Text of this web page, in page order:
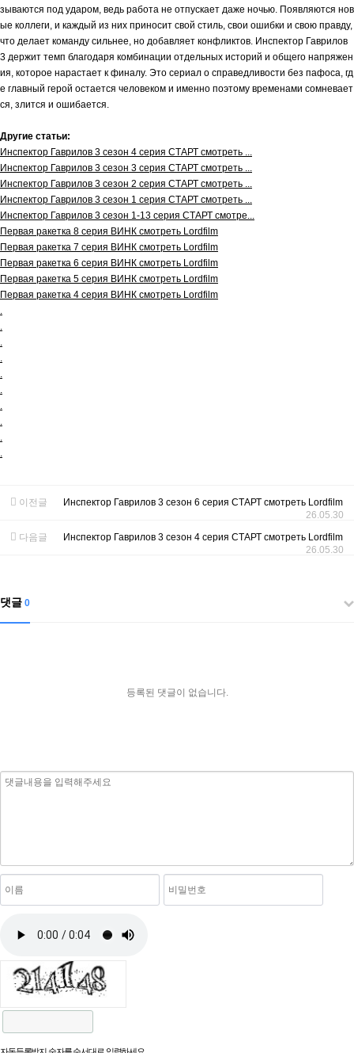
зываются под ударом, ведь работа не отпускает даже ночью. Появляются нов
ые коллеги, и каждый из них приносит свой стиль, свои ошибки и свою правду,
что делает команду сильнее, но добавляет конфликтов. Инспектор Гаврилов
3 держит темп благодаря комбинации отдельных историй и общего напряжен
ия, которое нарастает к финалу. Это сериал о справедливости без пафоса, гд
е главный герой остается человеком и именно поэтому временами сомневает
ся, злится и ошибается.
Другие статьи:
Инспектор Гаврилов 3 сезон 4 серия СТАРТ смотреть ...
Инспектор Гаврилов 3 сезон 3 серия СТАРТ смотреть ...
Инспектор Гаврилов 3 сезон 2 серия СТАРТ смотреть ...
Инспектор Гаврилов 3 сезон 1 серия СТАРТ смотреть ...
Инспектор Гаврилов 3 сезон 1-13 серия СТАРТ смотре...
Первая ракетка 8 серия ВИНК смотреть Lordfilm
Первая ракетка 7 серия ВИНК смотреть Lordfilm
Первая ракетка 6 серия ВИНК смотреть Lordfilm
Первая ракетка 5 серия ВИНК смотреть Lordfilm
Первая ракетка 4 серия ВИНК смотреть Lordfilm
이전글
Инспектор Гаврилов 3 сезон 6 серия СТАРТ смотреть Lordfilm
26.05.30
다음글
Инспектор Гаврилов 3 сезон 4 серия СТАРТ смотреть Lordfilm
26.05.30
댓글 0
등록된 댓글이 없습니다.
자동등록방지 숫자를 순서대로 입력하세요.